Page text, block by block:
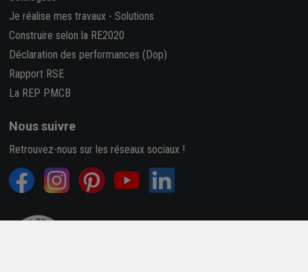
Je réalise mes travaux - Solutions
Construire selon la RE2020
Déclaration des performances (Dop)
Rapport RSE
La REP PMCB
Nous suivre
Retrouvez-nous sur les réseaux sociaux !